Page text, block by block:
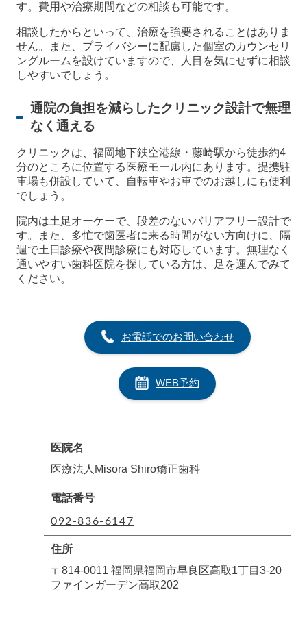
す。費用や治療期間などの相談も可能です。
相談したからといって、治療を強要されることはありま
せん。また、プライバシーに配慮した個室のカウンセリ
ングルームを設けていますので、人目を気にせずに相談
しやすいでしょう。
通院の負担を減らしたクリニック設計で無理
なく通える
クリニックは、福岡地下鉄空港線・藤崎駅から徒歩約4
分のところに位置する医療モール内にあります。提携駐
車場も併設していて、自転車やお車でのお越しにも便利
でしょう。
院内は土足オーケーで、段差のないバリアフリー設計で
す。また、多忙で歯医者に来る時間がない方向けに、隔
週で土日診療や夜間診療にも対応しています。無理なく
通いやすい歯科医院を探している方は、足を運んでみて
ください。
お電話でのお問い合わせ
WEB予約
医院名
医療法人Misora Shiro矯正歯科
電話番号
092-836-6147
住所
〒814-0011 福岡県福岡市早良区高取1丁目3-20
ファインガーデン高取202